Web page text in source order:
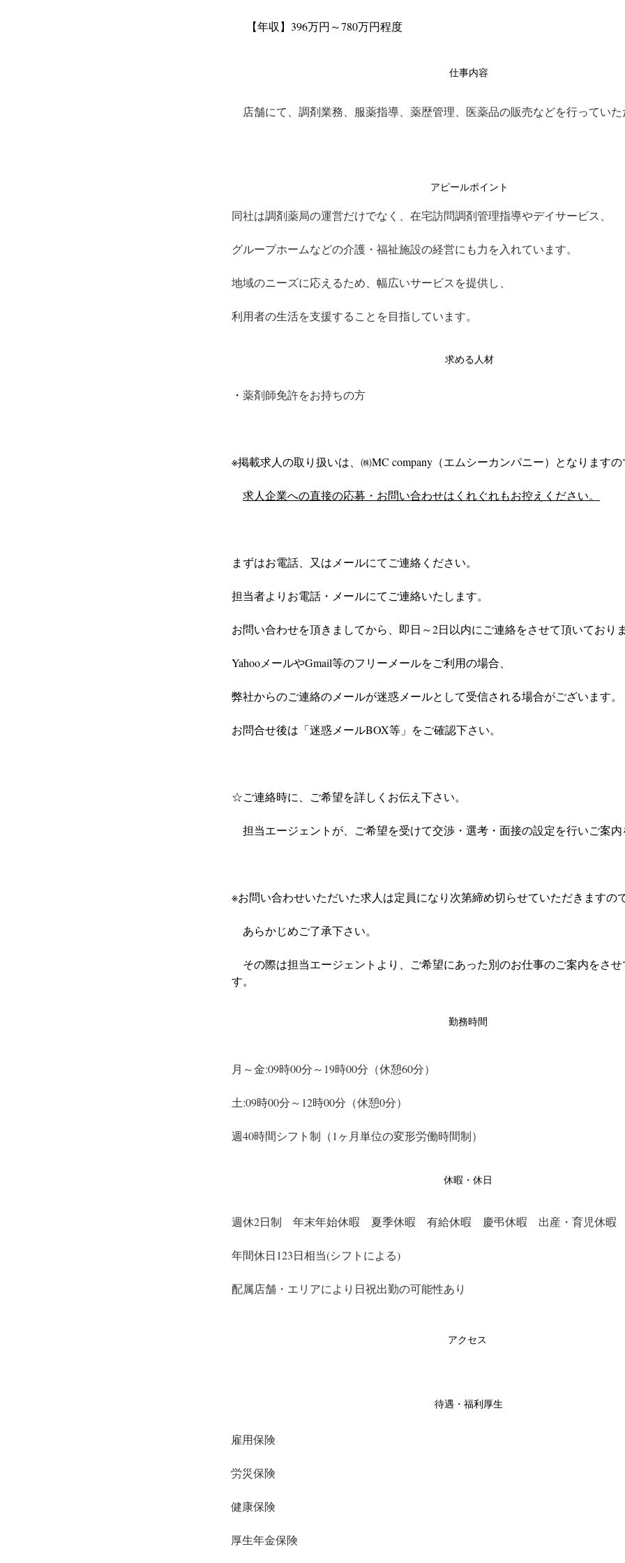
【年収】396万円～780万円程度
仕事内容
店舗にて、調剤業務、服薬指導、薬歴管理、医薬品の販売などを行ってい
アピールポイント
同社は調剤薬局の運営だけでなく、在宅訪問調剤管理指導やデイサービス、
グループホームなどの介護・福祉施設の経営にも力を入れています。
地域のニーズに応えるため、幅広いサービスを提供し、
利用者の生活を支援することを目指しています。
求める人材
・ 薬剤師免許をお持ちの方
※掲載求人の取り扱いは、㈱MC company（エムシーカンパニー）となります
求人企業への直接の応募・お問い合わせはくれぐれもお控えください。
まずはお電話、又はメールにてご連絡ください。
担当者よりお電話・メールにてご連絡いたします。
お問い合わせを頂きましてから、即日～2日以内にご連絡をさせて頂いており
YahooメールやGmail等のフリーメールをご利用の場合、
弊社からのご連絡のメールが迷惑メールとして受信される場合がございます。
お問合せ後は「迷惑メールBOX等」をご確認下さい。
☆ご連絡時に、ご希望を詳しくお伝え下さい。
担当エージェントが、ご希望を受けて交渉・選考・面接の設定を行いご案
※お問い合わせいただいた求人は定員になり次第締め切らせていただきますの
あらかじめご了承下さい。
その際は担当エージェントより、ご希望にあった別のお仕事のご案内をさ
す。
勤務時間
月～金:09時00分～19時00分（休憩60分）
土:09時00分～12時00分（休憩0分）
週40時間シフト制（1ヶ月単位の変形労働時間制）
休暇・休日
週休2日制　年末年始休暇　夏季休暇　有給休暇　慶弔休暇　出産・育児休暇
年間休日123日相当(シフトによる)
配属店舗・エリアにより日祝出勤の可能性あり
アクセス
待遇・福利厚生
雇用保険
労災保険
健康保険
厚生年金保険